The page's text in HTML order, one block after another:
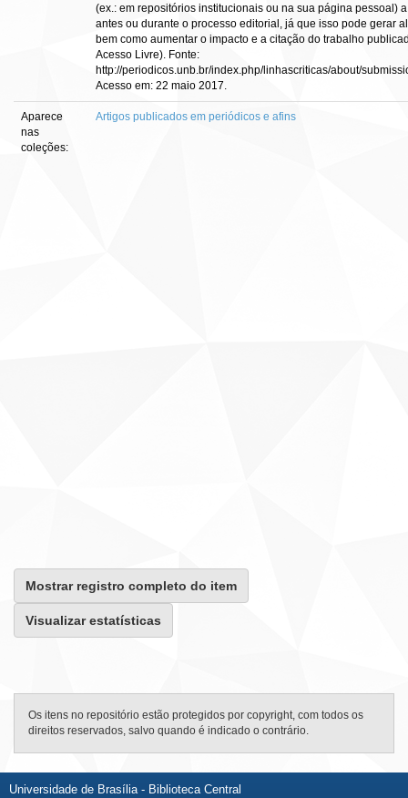
(ex.: em repositórios institucionais ou na sua página pessoal)
antes ou durante o processo editorial, já que isso pode gerar
bem como aumentar o impacto e a citação do trabalho
Acesso Livre). Fonte:
http://periodicos.unb.br/index.php/linhascriticas/about/
Acesso em: 22 maio 2017.
Aparece
nas
coleções:
Artigos publicados em periódicos e afins
Mostrar registro completo do item
Visualizar estatísticas
Os itens no repositório estão protegidos por copyright, com todos os
direitos reservados, salvo quando é indicado o contrário.
Universidade de Brasília - Biblioteca Central